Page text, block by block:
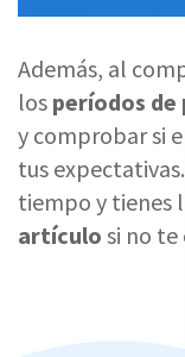
Además, al
los períodos de
y comprobar si
tus
tiempo y tienes
artículo si no te